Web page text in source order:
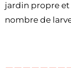
jardin propre
nombre de